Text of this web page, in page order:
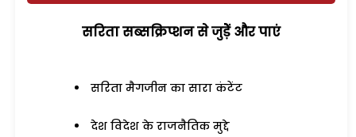
सरिता सब्सक्रिप्शन से जुड़ेें और पाएं
सरिता मैगजीन का सारा कंटेंट
देश विदेश के राजनैतिक मुद्दे